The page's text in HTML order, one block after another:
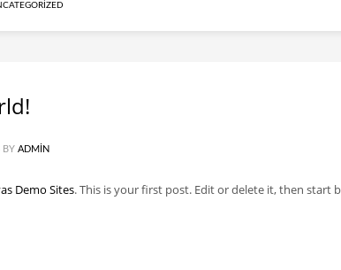
BY ADMIN
Demo Sites. This is your first post. Edit or delete it, then start